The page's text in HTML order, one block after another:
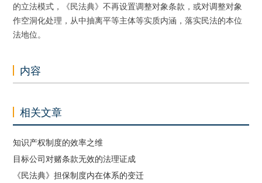
的立法模式，《民法典》不再设置调整对象条款，或对调整对象
作空洞化处理，从中抽离平等主体等实质内涵，落实民法的本位
法地位。
内容
相关文章
知识产权制度的效率之维
目标公司对赌条款无效的法理证成
《民法典》担保制度内在体系的变迁